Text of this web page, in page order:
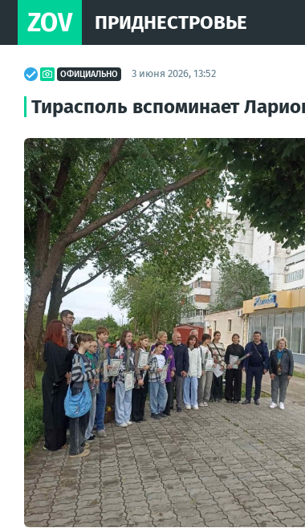
ZOV ПРИДНЕСТРОВЬЕ
ОФИЦИАЛЬНО 3 июня 2026, 13:52
Тирасполь вспоминает